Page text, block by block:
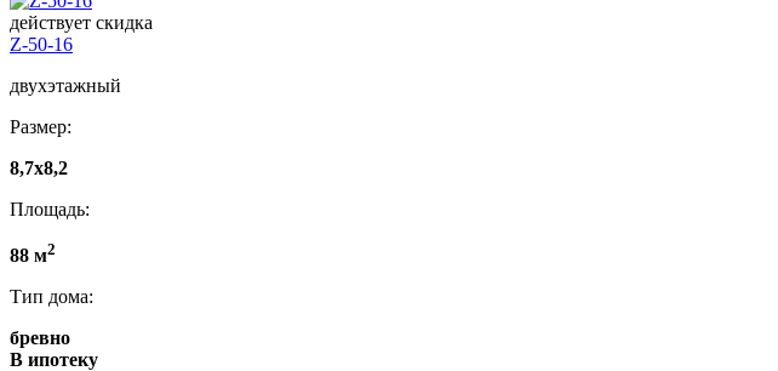
действует скидка
Z-50-16
двухэтажный
Размер:
8,7x8,2
Площадь:
88 м2
Тип дома:
бревно
В ипотеку